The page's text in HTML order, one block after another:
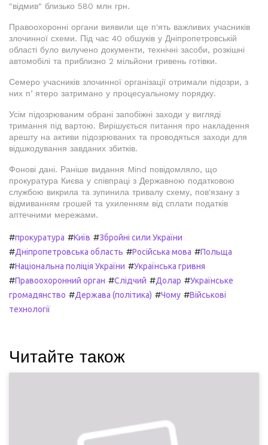
"відмив" близько 580 млн грн.
Правоохоронні органи виявили ще п'ять важливих учасників
злочинної схеми. Під час 40 обшуків у Дніпропетровській
області було вилучено документи, технічні засоби, розкішні
автомобілі та приблизно 2 мільйони гривень готівки.
Семеро учасників злочинної організації отримали підозри, з
них пʼятеро затримано у процесуальному порядку.
Усім підозрюваним обрані запобіжні заходи у вигляді
тримання під вартою. Вирішується питання про накладення
арешту на активи підозрюваних та проводяться заходи для
відшкодування завданих збитків.
Фонові дані. Раніше видання Mind повідомляло, що
прокуратура Києва у співпраці з Державною податковою
службою викрила та зупинила тривалу схему, пов'язану з
відмиванням грошей та ухиленням від сплати податків
аптечними мережами.
#прокуратура #Київ #Збройні сили України
#Дніпропетровська область #Російська мова #Польща
#Національна поліція України #Українська гривня
#Правоохоронний орган #Слідчий #Долар #Українське
громадянство #Держава (політика) #Чому #Військові
технології
Читайте також